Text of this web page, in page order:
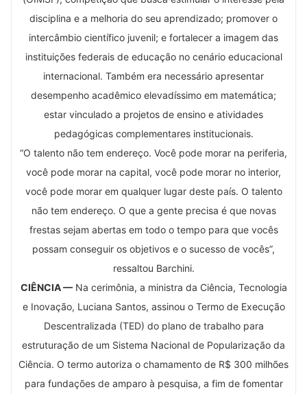
disciplina e a melhoria do seu aprendizado; promover o
intercâmbio científico juvenil; e fortalecer a imagem das
instituições federais de educação no cenário educacional
internacional. Também era necessário apresentar
desempenho acadêmico elevadíssimo em matemática;
estar vinculado a projetos de ensino e atividades
pedagógicas complementares institucionais.
“O talento não tem endereço. Você pode morar na periferia,
você pode morar na capital, você pode morar no interior,
você pode morar em qualquer lugar deste país. O talento
não tem endereço. O que a gente precisa é que novas
frestas sejam abertas em todo o tempo para que vocês
possam conseguir os objetivos e o sucesso de vocês”,
ressaltou Barchini.
CIÊNCIA —Na cerimônia, a ministra da Ciência, Tecnologia
e Inovação, Luciana Santos, assinou o Termo de Execução
Descentralizada (TED) do plano de trabalho para
estruturação de um Sistema Nacional de Popularização da
Ciência. O termo autoriza o chamamento de R$ 300 milhões
para fundações de amparo à pesquisa, a fim de fomentar